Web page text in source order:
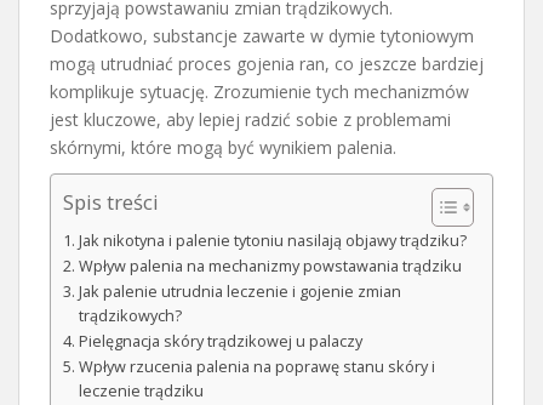
sprzyjają powstawaniu zmian trądzikowych.
Dodatkowo, substancje zawarte w dymie tytoniowym
mogą utrudniać proces gojenia ran, co jeszcze bardziej
komplikuje sytuację. Zrozumienie tych mechanizmów
jest kluczowe, aby lepiej radzić sobie z problemami
skórnymi, które mogą być wynikiem palenia.
Spis treści
Jak nikotyna i palenie tytoniu nasilają objawy trądziku?
Wpływ palenia na mechanizmy powstawania trądziku
Jak palenie utrudnia leczenie i gojenie zmian
trądzikowych?
Pielęgnacja skóry trądzikowej u palaczy
Wpływ rzucenia palenia na poprawę stanu skóry i
leczenie trądziku